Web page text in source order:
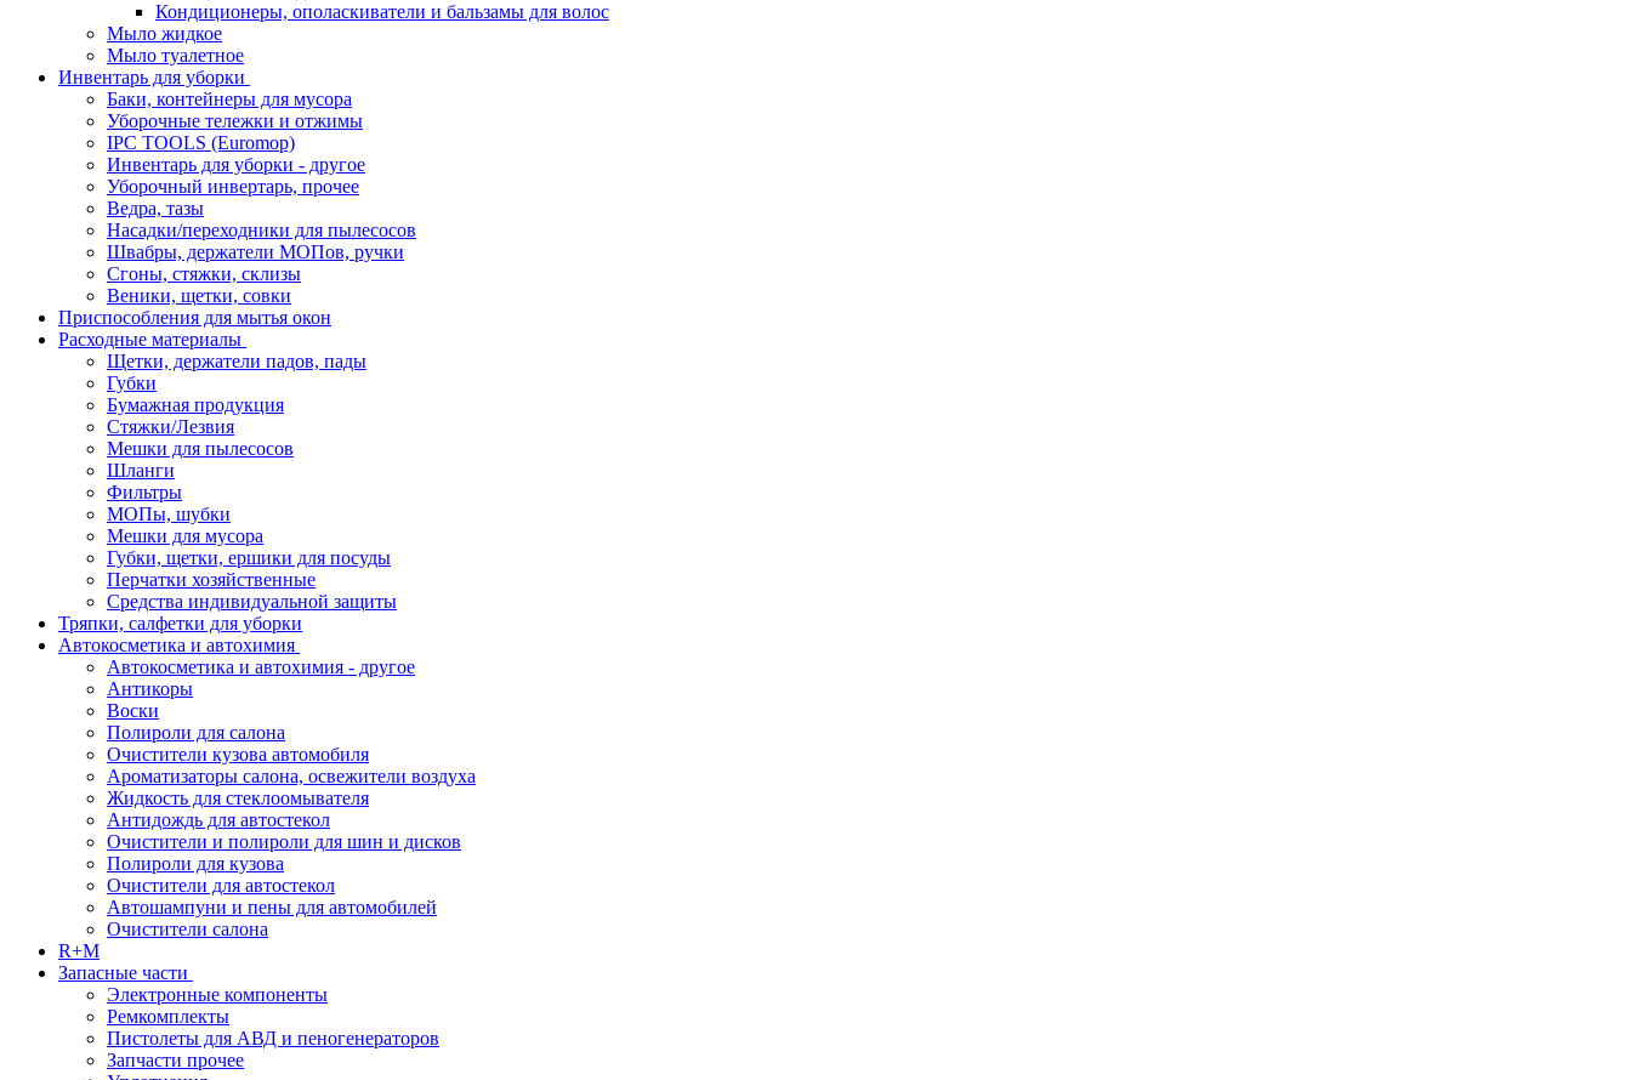
Кондиционеры, ополаскиватели и бальзамы для волос
Мыло жидкое
Мыло туалетное
Инвентарь для уборки
Баки, контейнеры для мусора
Уборочные тележки и отжимы
IPC TOOLS (Euromop)
Инвентарь для уборки - другое
Уборочный инвертарь, прочее
Ведра, тазы
Насадки/переходники для пылесосов
Швабры, держатели МОПов, ручки
Сгоны, стяжки, склизы
Веники, щетки, совки
Приспособления для мытья окон
Расходные материалы
Щетки, держатели падов, пады
Губки
Бумажная продукция
Стяжки/Лезвия
Мешки для пылесосов
Шланги
Фильтры
МОПы, шубки
Мешки для мусора
Губки, щетки, ершики для посуды
Перчатки хозяйственные
Средства индивидуальной защиты
Тряпки, салфетки для уборки
Автокосметика и автохимия
Автокосметика и автохимия - другое
Антикоры
Воски
Полироли для салона
Очистители кузова автомобиля
Ароматизаторы салона, освежители воздуха
Жидкость для стеклоомывателя
Антидождь для автостекол
Очистители и полироли для шин и дисков
Полироли для кузова
Очистители для автостекол
Автошампуни и пены для автомобилей
Очистители салона
R+M
Запасные части
Электронные компоненты
Ремкомплекты
Пистолеты для АВД и пеногенераторов
Запчасти прочее